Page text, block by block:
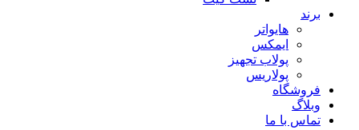
برند
هایواتر
ایمکس
پولاب تجهیز
پولاریس
فروشگاه
وبلاگ
تماس با ما